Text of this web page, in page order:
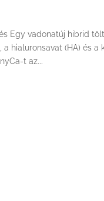
Egy vadonatúj hibrid
hialuronsavat (HA) és
t az...